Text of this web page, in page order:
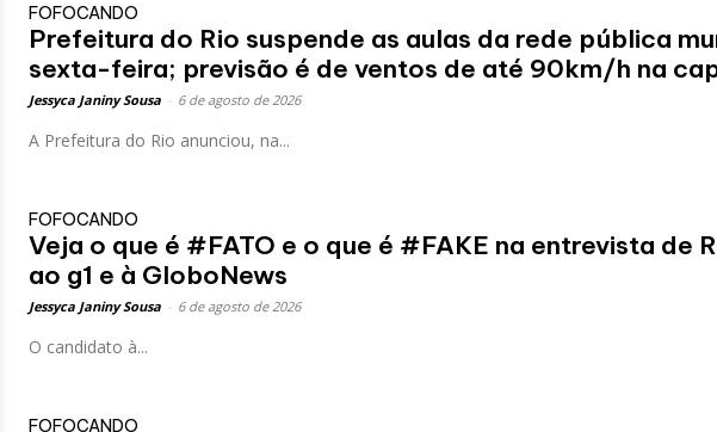
FOFOCANDO
Prefeitura do Rio suspende as aulas da rede pública
sexta-feira; previsão é de ventos de até 90km/h na
Jessyca Janiny Sousa 6 de agosto de 2026
A Prefeitura do Rio anunciou, na...
FOFOCANDO
Veja o que é #FATO e o que é #FAKE na entrevista de
ao g1 e à GloboNews
Jessyca Janiny Sousa 6 de agosto de 2026
O candidato à...
FOFOCANDO